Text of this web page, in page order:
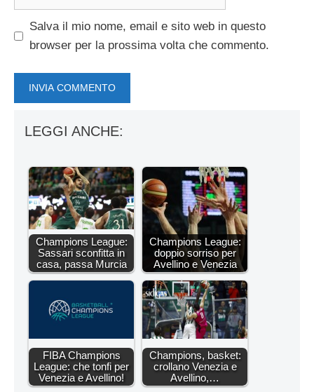
Salva il mio nome, email e sito web in questo
browser per la prossima volta che commento.
LEGGI ANCHE:
Champions League:
Sassari sconfitta in
casa, passa Murcia
Champions League:
doppio sorriso per
Avellino e Venezia
FIBA Champions
League: che tonfi per
Venezia e Avellino!
Champions, basket:
crollano Venezia e
Avellino,…